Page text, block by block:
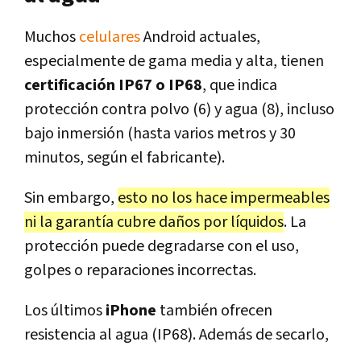
MuchoscelularesAndroid actuales,
especialmente de gama media y alta, tienen
certificación IP67 o IP68, que indica
protección contra polvo (6) y agua (8), incluso
bajo inmersión (hasta varios metros y 30
minutos, según el fabricante).
Sin embargo, esto no los hace impermeables
ni la garantía cubre daños por líquidos. La
protección puede degradarse con el uso,
golpes o reparaciones incorrectas.
Los últimosiPhone también ofrecen
resistencia al agua (IP68). Además de secarlo,